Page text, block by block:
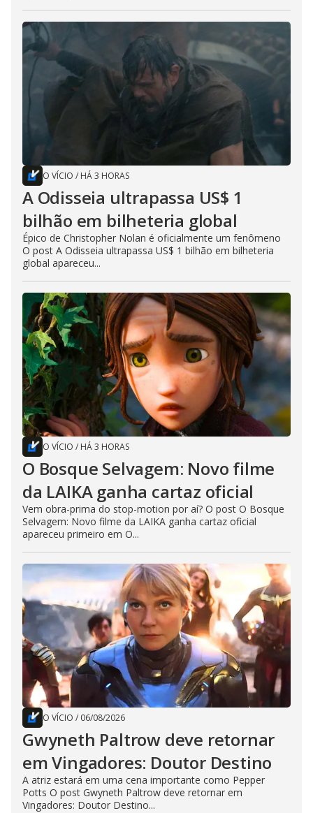
O VÍCIO / HÁ 3 HORAS
A Odisseia ultrapassa US$ 1
bilhão em bilheteria global
Épico de Christopher Nolan é oficialmente um fenômeno
O post A Odisseia ultrapassa US$ 1 bilhão em bilheteria
global apareceu...
O VÍCIO / HÁ 3 HORAS
O Bosque Selvagem: Novo filme
da LAIKA ganha cartaz oficial
Vem obra-prima do stop-motion por aí? O post O Bosque
Selvagem: Novo filme da LAIKA ganha cartaz oficial
apareceu primeiro em O...
O VÍCIO / 06/08/2026
Gwyneth Paltrow deve retornar
em Vingadores: Doutor Destino
A atriz estará em uma cena importante como Pepper
Potts O post Gwyneth Paltrow deve retornar em
Vingadores: Doutor Destino...